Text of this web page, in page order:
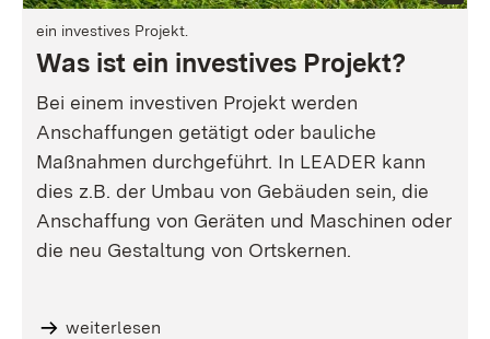
ein investives Projekt.
Was ist ein investives Projekt?
Bei einem investiven Projekt werden
Anschaffungen getätigt oder bauliche
Maßnahmen durchgeführt. In LEADER kann
dies z.B. der Umbau von Gebäuden sein, die
Anschaffung von Geräten und Maschinen oder
die neu Gestaltung von Ortskernen.
weiterlesen